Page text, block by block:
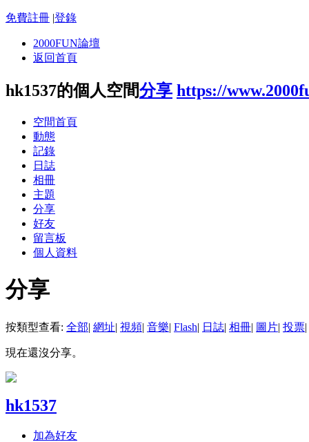
免費註冊 |登錄
2000FUN論壇
返回首頁
hk1537的個人空間分享 https://
空間首頁
動態
記錄
日誌
相冊
主題
分享
好友
留言板
個人資料
分享
按類型查看: 全部| 網址| 視頻| 音樂| Flash| 日誌| 相冊| 圖片| 投票|
現在還沒分享。
hk1537
加為好友